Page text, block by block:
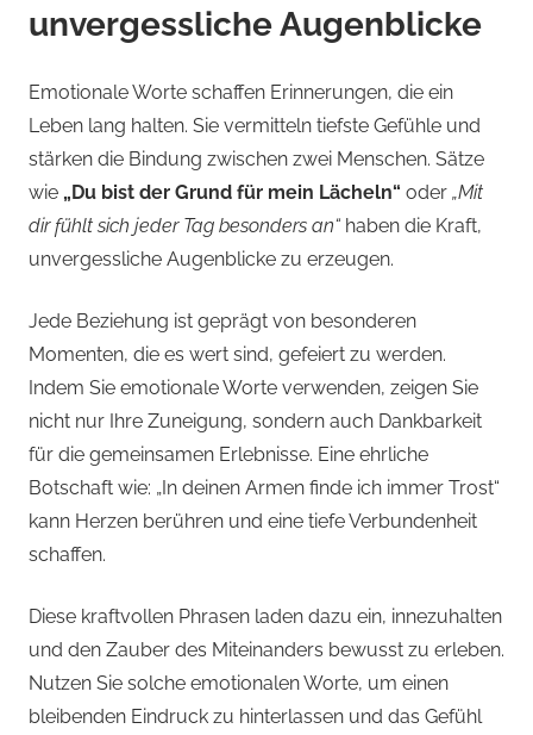
unvergessliche Augenblicke
Emotionale Worte schaffen Erinnerungen, die ein
Leben lang halten. Sie vermitteln tiefste Gefühle und
stärken die Bindung zwischen zwei Menschen. Sätze
wie „Du bist der Grund für mein Lächeln“ oder „Mit
dir fühlt sich jeder Tag besonders an“ haben die Kraft,
unvergessliche Augenblicke zu erzeugen.
Jede Beziehung ist geprägt von besonderen
Momenten, die es wert sind, gefeiert zu werden.
Indem Sie emotionale Worte verwenden, zeigen Sie
nicht nur Ihre Zuneigung, sondern auch Dankbarkeit
für die gemeinsamen Erlebnisse. Eine ehrliche
Botschaft wie: „In deinen Armen finde ich immer Trost“
kann Herzen berühren und eine tiefe Verbundenheit
schaffen.
Diese kraftvollen Phrasen laden dazu ein, innezuhalten
und den Zauber des Miteinanders bewusst zu erleben.
Nutzen Sie solche emotionalen Worte, um einen
bleibenden Eindruck zu hinterlassen und das Gefühl